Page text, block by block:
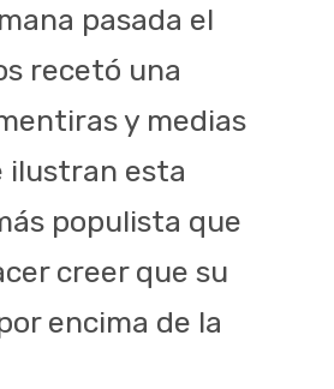
pasada el
recetó una
y medias
ilustran esta
populista que
creer que su
encima de la